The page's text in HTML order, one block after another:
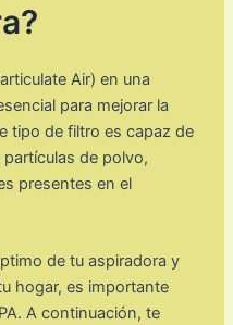
Air) en una
para mejorar la
tipo de filtro es capaz de
de polvo,
presentes en el
de tu aspiradora y
hogar, es importante
A continuación, te